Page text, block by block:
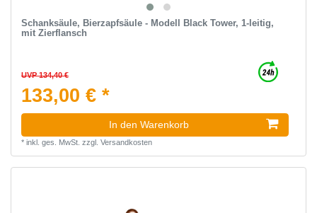
Schanksäule, Bierzapfsäule - Modell Black Tower, 1-leitig,
mit Zierflansch
UVP 134,40 €
133,00 € *
In den Warenkorb
* inkl. ges. MwSt. zzgl. Versandkosten